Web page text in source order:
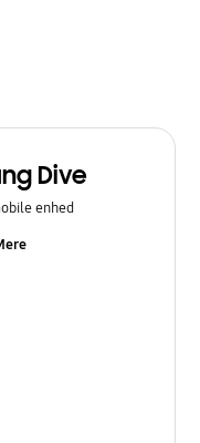
Dive
enhed